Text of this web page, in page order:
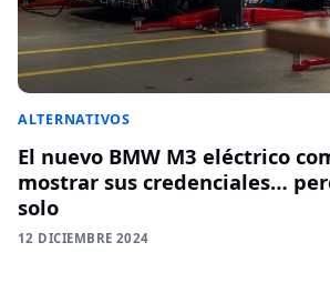
ALTERNATIVOS
El nuevo BMW M3 eléctrico
mostrar sus credenciales…
solo
12 DICIEMBRE 2024